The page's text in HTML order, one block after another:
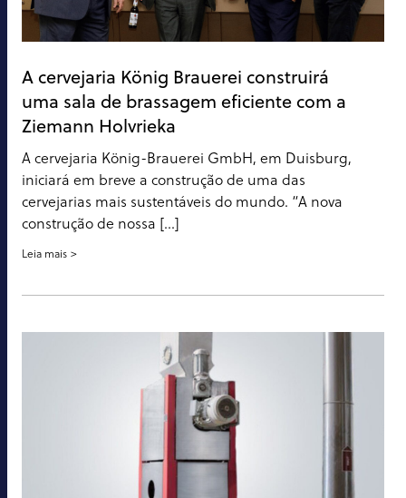
A cervejaria König Brauerei construirá
uma sala de brassagem eficiente com a
Ziemann Holvrieka
A cervejaria König-Brauerei GmbH, em Duisburg,
iniciará em breve a construção de uma das
cervejarias mais sustentáveis do mundo. “A nova
construção de nossa [...]
Leia mais